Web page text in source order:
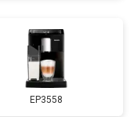
EP3558